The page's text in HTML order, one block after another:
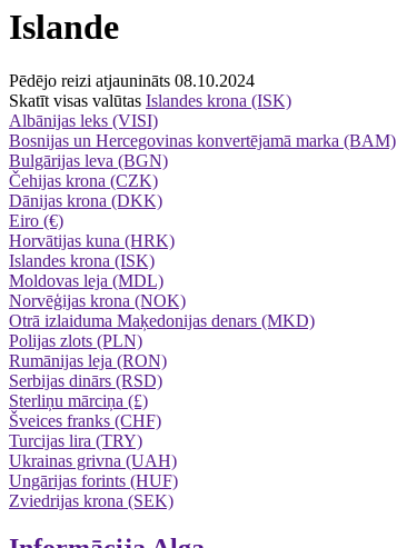
Islande
Pēdējo reizi atjaunināts 08.10.2024
Skatīt visas valūtas Islandes krona (ISK)
Albānijas leks (VISI)
Bosnijas un Hercegovinas konvertējamā marka (BAM)
Bulgārijas leva (BGN)
Čehijas krona (CZK)
Dānijas krona (DKK)
Eiro (€)
Horvātijas kuna (HRK)
Islandes krona (ISK)
Moldovas leja (MDL)
Norvēģijas krona (NOK)
Otrā izlaiduma Maķedonijas denars (MKD)
Polijas zlots (PLN)
Rumānijas leja (RON)
Serbijas dinārs (RSD)
Sterliņu mārciņa (£)
Šveices franks (CHF)
Turcijas lira (TRY)
Ukrainas grivna (UAH)
Ungārijas forints (HUF)
Zviedrijas krona (SEK)